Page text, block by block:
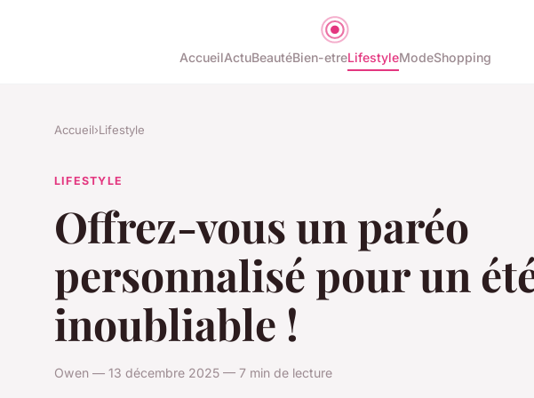
AccueilActuBeautéBien-etreLifestyleModeShopping
Accueil›Lifestyle
LIFESTYLE
Offrez-vous un paréo
personnalisé pour un
inoubliable !
Owen — 13 décembre 2025 — 7 min de lecture